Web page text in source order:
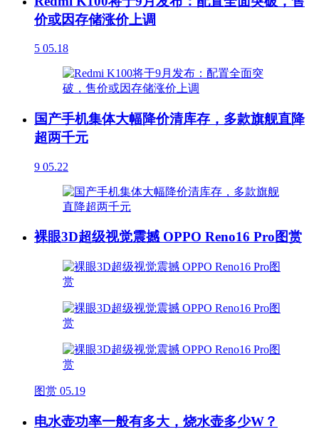
价或因存储涨价上调
5 05.18
国产手机集体大幅降价清库存，多款旗舰直降
超两千元
9 05.22
裸眼3D超级视觉震撼 OPPO Reno16 Pro图赏
图赏 05.19
电水壶功率一般有多大，烧水壶多少W？